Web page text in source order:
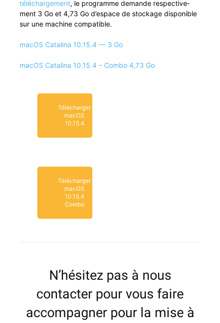
télécharge­ment, le pro­gramme demande respec­tive­
ment 3 Go et 4,73 Go d’e­space de stock­age disponible
sur une machine compatible.
macOS Catali­na 10.15.4 — 3 Go
macOS Catali­na 10.15.4 – Com­bo 4,73 Go
Télécharger
macOS
10.15.4
Télécharger
macOS
10.15.4
Combo
N’hésitez pas à nous
contacter pour vous faire
accompagner pour la mise à